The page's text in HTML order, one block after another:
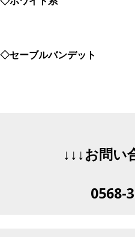
◇セーブルバンデット
↓↓↓お問い
0568-